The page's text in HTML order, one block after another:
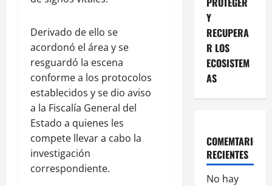
Derivado de ello se
acordonó el área y se
resguardó la escena
conforme a los protocolos
establecidos y se dio aviso
a la Fiscalía General del
Estado a quienes les
compete llevar a cabo la
investigación
correspondiente.
Y
RECUPERA
R LOS
ECOSISTEM
AS
COMEMTARIOS
RECIENTES
No hay